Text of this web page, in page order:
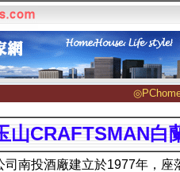
山CRAFTSMAN白
南投酒廠建立於1977年，